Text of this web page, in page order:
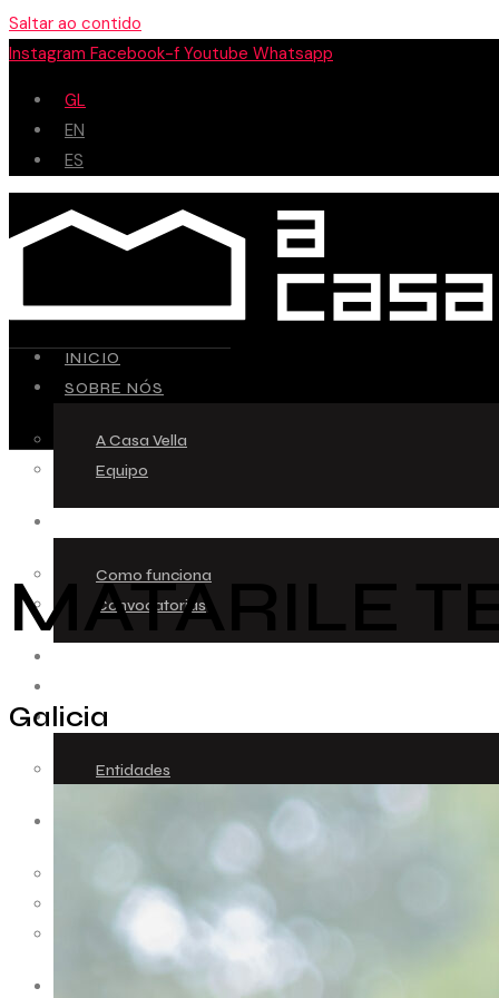
Saltar ao contido
Instagram Facebook-f Youtube Whatsapp
GL
EN
ES
INICIO
SOBRE NÓS
A Casa Vella
Equipo
Como funciona
Convocatorias
COLABORADORES
Entidades
Patrimonio
Arquivo
MATARILE
Galicia